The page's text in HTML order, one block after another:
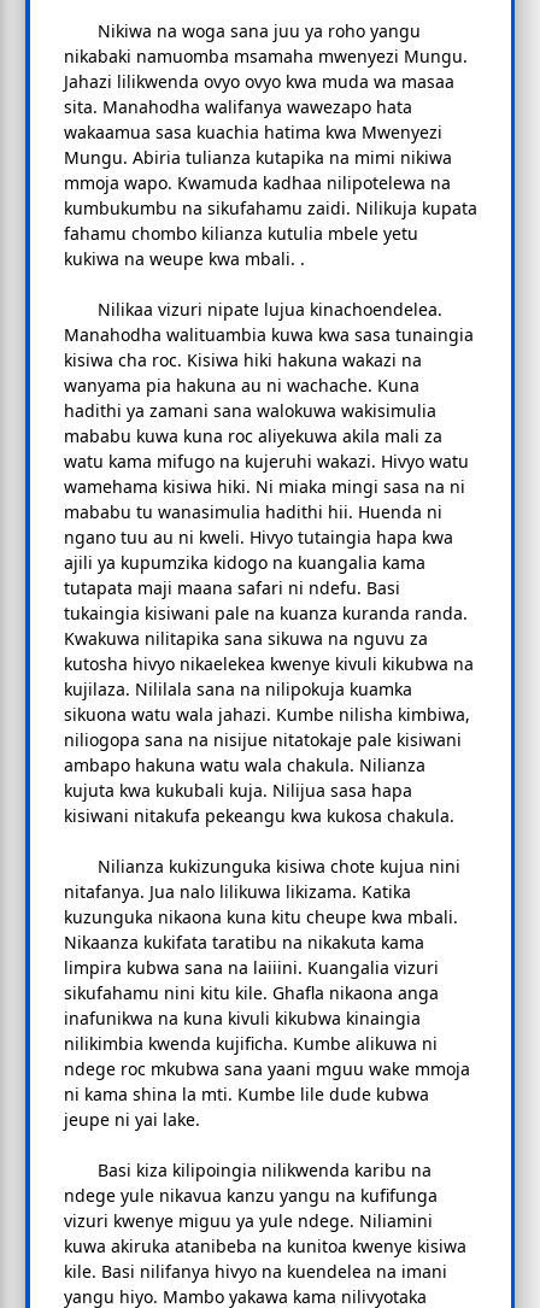
Nikiwa na woga sana juu ya roho yangu
nikabaki namuomba msamaha mwenyezi Mungu.
Jahazi lilikwenda ovyo ovyo kwa muda wa masaa
sita. Manahodha walifanya wawezapo hata
wakaamua sasa kuachia hatima kwa Mwenyezi
Mungu. Abiria tulianza kutapika na mimi nikiwa
mmoja wapo. Kwamuda kadhaa nilipotelewa na
kumbukumbu na sikufahamu zaidi. Nilikuja kupata
fahamu chombo kilianza kutulia mbele yetu
kukiwa na weupe kwa mbali. .
Nilikaa vizuri nipate lujua kinachoendelea.
Manahodha walituambia kuwa kwa sasa tunaingia
kisiwa cha roc. Kisiwa hiki hakuna wakazi na
wanyama pia hakuna au ni wachache. Kuna
hadithi ya zamani sana walokuwa wakisimulia
mababu kuwa kuna roc aliyekuwa akila mali za
watu kama mifugo na kujeruhi wakazi. Hivyo watu
wamehama kisiwa hiki. Ni miaka mingi sasa na ni
mababu tu wanasimulia hadithi hii. Huenda ni
ngano tuu au ni kweli. Hivyo tutaingia hapa kwa
ajili ya kupumzika kidogo na kuangalia kama
tutapata maji maana safari ni ndefu. Basi
tukaingia kisiwani pale na kuanza kuranda randa.
Kwakuwa nilitapika sana sikuwa na nguvu za
kutosha hivyo nikaelekea kwenye kivuli kikubwa na
kujilaza. Nililala sana na nilipokuja kuamka
sikuona watu wala jahazi. Kumbe nilisha kimbiwa,
niliogopa sana na nisijue nitatokaje pale kisiwani
ambapo hakuna watu wala chakula. Nilianza
kujuta kwa kukubali kuja. Nilijua sasa hapa
kisiwani nitakufa pekeangu kwa kukosa chakula.
Nilianza kukizunguka kisiwa chote kujua nini
nitafanya. Jua nalo lilikuwa likizama. Katika
kuzunguka nikaona kuna kitu cheupe kwa mbali.
Nikaanza kukifata taratibu na nikakuta kama
limpira kubwa sana na laiiini. Kuangalia vizuri
sikufahamu nini kitu kile. Ghafla nikaona anga
inafunikwa na kuna kivuli kikubwa kinaingia
nilikimbia kwenda kujificha. Kumbe alikuwa ni
ndege roc mkubwa sana yaani mguu wake mmoja
ni kama shina la mti. Kumbe lile dude kubwa
jeupe ni yai lake.
Basi kiza kilipoingia nilikwenda karibu na
ndege yule nikavua kanzu yangu na kufifunga
vizuri kwenye miguu ya yule ndege. Niliamini
kuwa akiruka atanibeba na kunitoa kwenye kisiwa
kile. Basi nilifanya hivyo na kuendelea na imani
yangu hiyo. Mambo yakawa kama nilivyotaka